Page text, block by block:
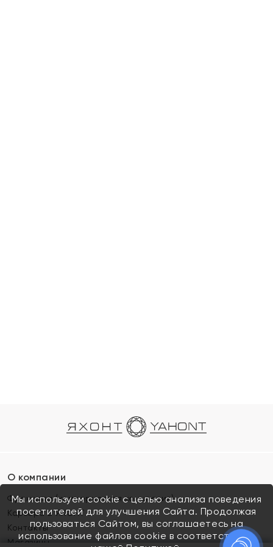
О компании
Франшиза (коммерческая концессия)
Карьера в ЯХОНТ
Контакты
Магазины
Мы используем cookie с целью анализа поведения
посетителей для улучшения Сайта. Продолжая
пользоваться Сайтом, вы соглашаетесь на
использование файлов cookie в соответствии с